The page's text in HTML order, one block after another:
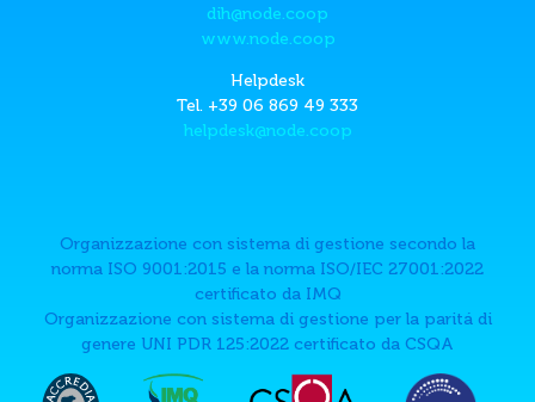
dih@node.coop
www.node.coop
Helpdesk
Tel. +39 06 869 49 333
helpdesk@node.coop
Organizzazione con sistema di gestione secondo la
norma ISO 9001:2015 e la norma ISO/IEC 27001:2022
certificato da IMQ
Organizzazione con sistema di gestione per la paritá di
genere UNI PDR 125:2022 certificato da CSQA